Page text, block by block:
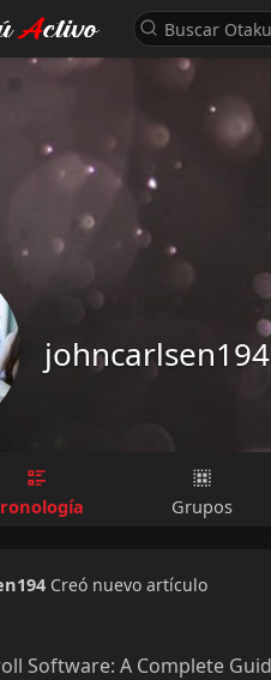
johncarlsen194
Grupos
Creó nuevo artículo
Software: A Complete